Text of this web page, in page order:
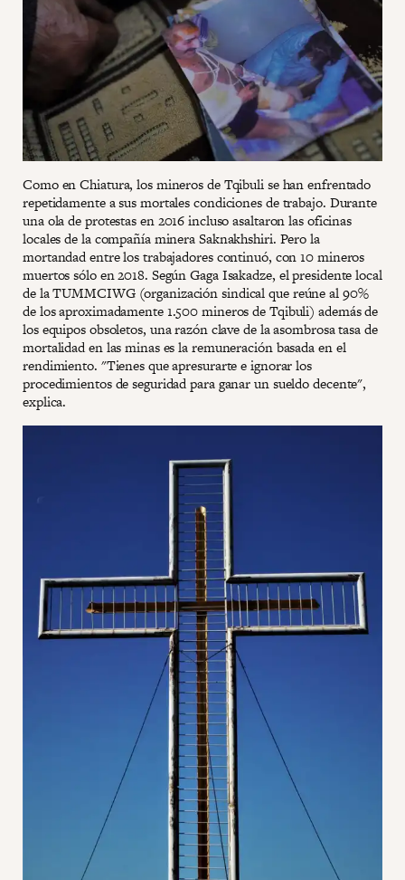
Como en Chiatura, los mineros de Tqibuli se han enfrentado
repetidamente a sus mortales condiciones de trabajo. Durante
una ola de protestas en 2016 incluso asaltaron las oficinas
locales de la compañía minera Saknakhshiri. Pero la
mortandad entre los trabajadores continuó, con 10 mineros
muertos sólo en 2018. Según Gaga Isakadze, el presidente local
de la TUMMCIWG (organización sindical que reúne al 90%
de los aproximadamente 1.500 mineros de Tqibuli) además de
los equipos obsoletos, una razón clave de la asombrosa tasa de
mortalidad en las minas es la remuneración basada en el
rendimiento. "Tienes que apresurarte e ignorar los
procedimientos de seguridad para ganar un sueldo decente",
explica.